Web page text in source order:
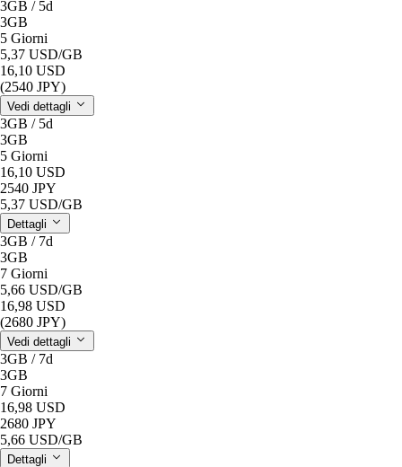
3GB / 5d
3GB
5 Giorni
5,37 USD/GB
16,10 USD
(2540 JPY)
Vedi dettagli
3GB / 5d
3GB
5 Giorni
16,10 USD
2540 JPY
5,37 USD/GB
Dettagli
3GB / 7d
3GB
7 Giorni
5,66 USD/GB
16,98 USD
(2680 JPY)
Vedi dettagli
3GB / 7d
3GB
7 Giorni
16,98 USD
2680 JPY
5,66 USD/GB
Dettagli